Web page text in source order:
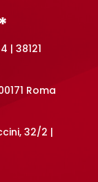
| 38121
Roma
32/2 |